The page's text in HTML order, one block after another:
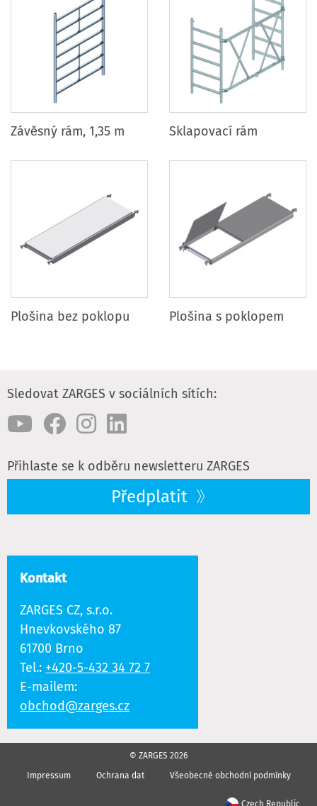
Závěsný rám, 1,35 m Sklapovací rám
Plošina bez poklopu Plošina s poklopem
Sledovat ZARGES v sociálních sítích:
Přihlaste se k odběru newsletteru ZARGES
Předplatit
Kontakt
ZARGES CZ, s.r.o.
Hnevkovského 87
61700 Brno
Tel.: +420-5-432 34 72 7
E-mailem:
obchod@zarges.cz
© ZARGES 2026
Impressum
Ochrana dat Všeobecné obchodní podmínky
Czech Republic